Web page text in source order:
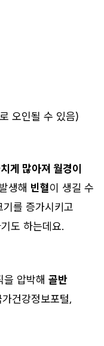
오인될 수 있음)
게 많아져 월경이
생해 빈혈이 생길 수
를 증가시키고
도 하는데요.
압박해 골반
건강정보포털,